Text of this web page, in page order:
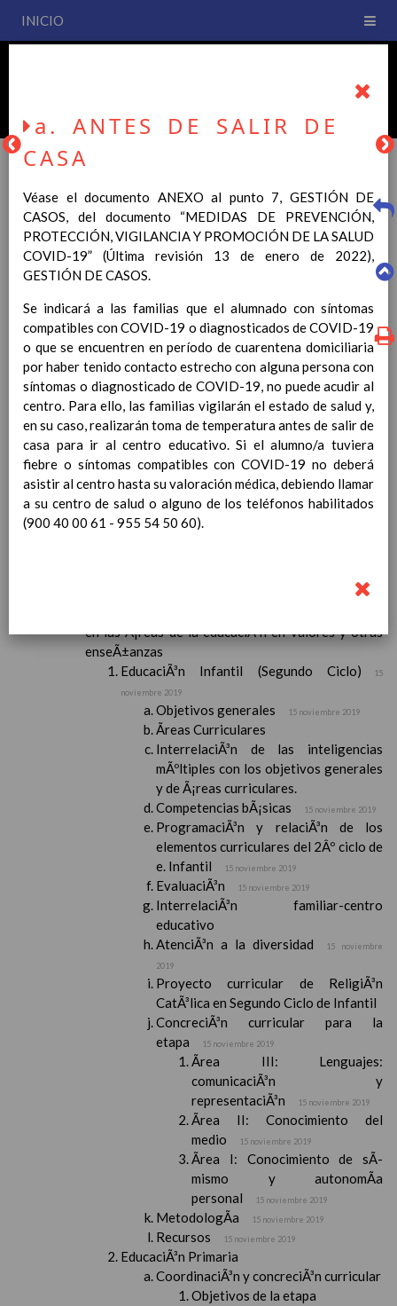
INICIO
PLAN DE CENTRO
La entrada en vigor del Real Decreto 126/2014, de 28 de
febrero, por el que se establece el currículo básico de la
Educación Primaria, se ha hecho necesario la revisión y
adecuación de nuestro Plan de Centro a esta normativa, el cual
usted podrá consultar desde este sitio web.
Esperamos que sea de su interés.
Contenido
IntroducciÃ³n
AnÃ¡lisis del Contexto
Proyecto Educativo
Marco Normativo
Objetivos propios para la mejora del rendimiento
CoordinaciÃ³n y concreciÃ³n de los contenidos
en las Ã¡reas de la educaciÃ³n en valores y otras
enseÃ±anzas
EducaciÃ³n Infantil (Segundo Ciclo)
15
noviembre 2019
Objetivos generales 15 noviembre 2019
Ãreas Curriculares
InterrelaciÃ³n de las inteligencias
mÃºltiples con los objetivos generales
y de Ã¡reas curriculares.
Competencias bÃ¡sicas
15 noviembre 2019
ProgramaciÃ³n y relaciÃ³n de los
elementos curriculares del 2Âº ciclo de
e. Infantil
15 noviembre 2019
EvaluaciÃ³n 15 noviembre 2019
InterrelaciÃ³n familiar-centro
educativo
AtenciÃ³n a la diversidad
15 noviembre
2019
Proyecto curricular de ReligiÃ³n
CatÃ³lica en Segundo Ciclo de Infantil
ConcreciÃ³n curricular para la
etapa
15 noviembre 2019
Ãrea III: Lenguajes:
comunicaciÃ³n y
representaciÃ³n
15 noviembre 2019
Ãrea II: Conocimiento del
medio
15 noviembre 2019
Ãrea I: Conocimiento de sÃ­
mismo y autonomÃ­a
personal
15 noviembre 2019
MetodologÃ­a 15 noviembre 2019
Recursos 15 noviembre 2019
EducaciÃ³n Primaria
CoordinaciÃ³n y concreciÃ³n curricular
Objetivos de la etapa
a. ANTES DE SALIR DE
CASA
Véase el documento ANEXO al punto 7, GESTIÓN DE
CASOS, del documento “MEDIDAS DE PREVENCIÓN,
PROTECCIÓN, VIGILANCIA Y PROMOCIÓN DE LA SALUD
COVID-19” (Última revisión 13 de enero de 2022),
GESTIÓN DE CASOS.
Se indicará a las familias que el alumnado con síntomas
compatibles con COVID-19 o diagnosticados de COVID-19
o que se encuentren en período de cuarentena domiciliaria
por haber tenido contacto estrecho con alguna persona con
síntomas o diagnosticado de COVID-19, no puede acudir al
centro. Para ello, las familias vigilarán el estado de salud y,
en su caso, realizarán toma de temperatura antes de salir de
casa para ir al centro educativo. Si el alumno/a tuviera
fiebre o síntomas compatibles con COVID-19 no deberá
asistir al centro hasta su valoración médica, debiendo llamar
a su centro de salud o alguno de los teléfonos habilitados
(900 40 00 61 - 955 54 50 60).